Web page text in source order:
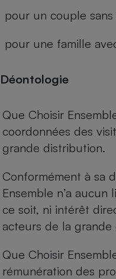
pour un couple
pour une famille
Déontologie
Que Choisir
coordonnées des
grande distribution.
Conformément à sa
Ensemble n’a
ce soit, ni intérêt
acteurs de la
Que Choisir
rémunération des